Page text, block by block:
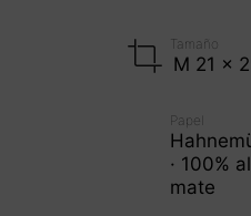
Tamaño
M 21 x
Papel
· 100%
mate